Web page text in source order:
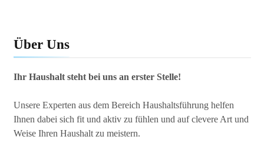
Über Uns
Ihr Haushalt steht bei uns an erster Stelle!
Unsere Experten aus dem Bereich Haushaltsführung helfen
Ihnen dabei sich fit und aktiv zu fühlen und auf clevere Art und
Weise Ihren Haushalt zu meistern.